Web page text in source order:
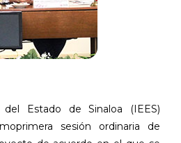
Estado de Sinaloa (IEES)
sesión ordinaria de